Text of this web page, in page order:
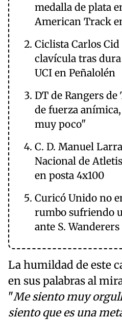
medalla de plata
American Track
Ciclista Carlos
clavícula tras
UCI en Peñalolén
DT de Rangers de
de fuerza
muy poco"
C. D. Manuel
Nacional de
en posta 4x100
Curicó Unido no
rumbo sufriendo
ante S. Wanderers
La humildad de este
en sus palabras al
"Me siento muy
siento que es una